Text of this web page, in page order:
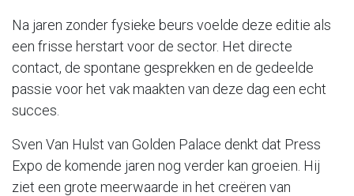
Na jaren zonder fysieke beurs voelde deze editie als
een frisse herstart voor de sector. Het directe
contact, de spontane gesprekken en de gedeelde
passie voor het vak maakten van deze dag een echt
succes.
Sven Van Hulst van Golden Palace denkt dat Press
Expo de komende jaren nog verder kan groeien. Hij
ziet een grote meerwaarde in het creëren van